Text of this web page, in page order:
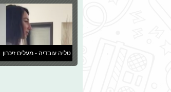
טליה עובדיה - מעלים זיכרון